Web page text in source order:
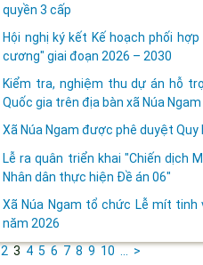
quyền 3 cấp
Hội nghị ký kết Kế hoạch phối
cương" giai đoạn 2026 – 2030
Kiểm tra, nghiệm thu dự án hỗ
Quốc gia trên địa bàn xã Núa Ngam
Xã Núa Ngam được phê duyệt
Lễ ra quân triển khai "Chiến dịch
Nhân dân thực hiện Đề án 06"
Xã Núa Ngam tổ chức Lễ mít
năm 2026
2 3 4 5 6 7 8 9 10 >